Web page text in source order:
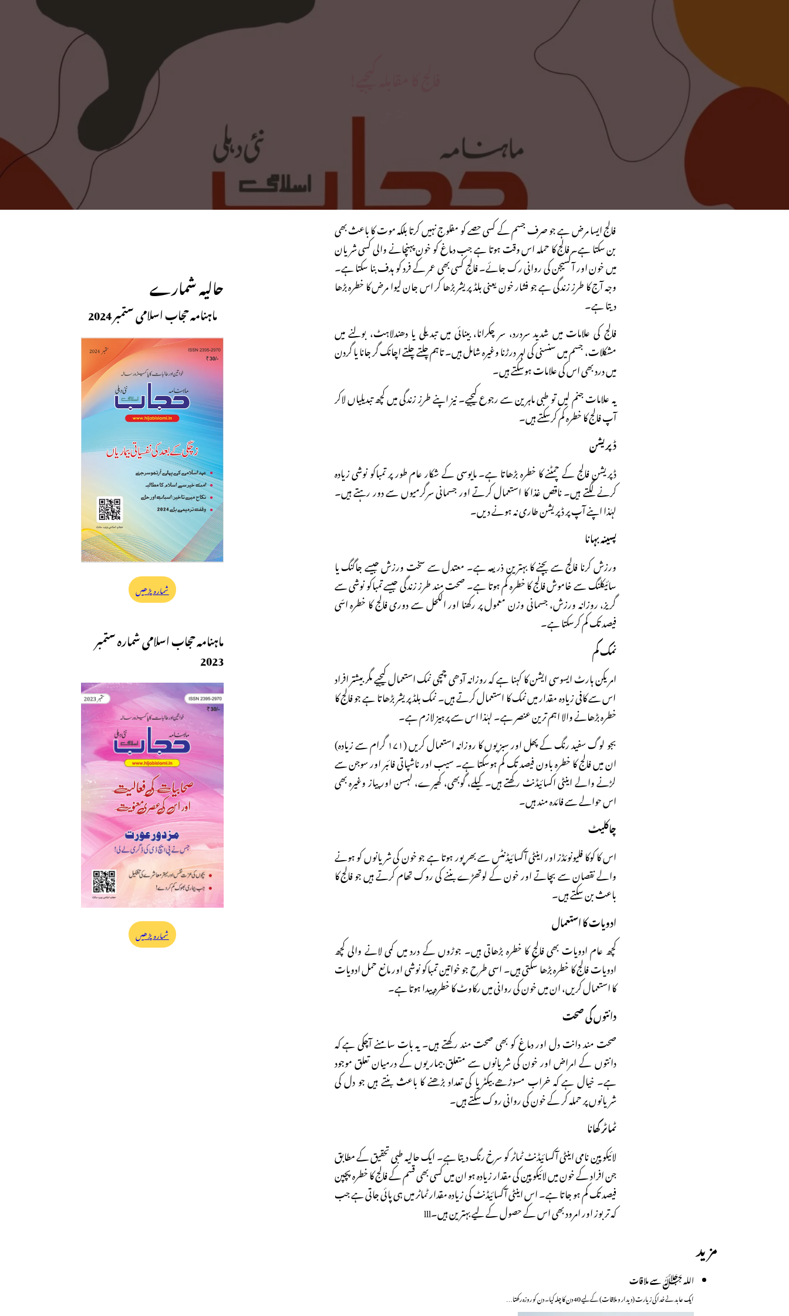
فالج ایسا مرض ہے جو صرف جسم کے کسی حصے کو مفلوج نہیں کرتا بلکہ موت کا باعث بھی
بن سکتا ہے۔ فالج کا حملہ اس وقت ہوتا ہے جب دماغ کو خون پہنچانے والی کسی شریان
میں خون اور آکسیجن کی روانی رک جائے۔ فالج کسی بھی عمر کے فرد کو ہدف بنا سکتا ہے۔
وجہ آج کا طرزِ زندگی ہے جو فشار خون یعنی بلڈ پریشر بڑھا کر اس جان لیوا مرض کا خطرہ بڑھا
دیتا ہے۔
فالج کی علامات میں شدید سردرد، سر چکرانا، بینائی میں تبدیلی یا دھندلاہٹ، بولنے میں
مشکلات، جسم میں سنسنی کی لہر درڑنا وغیرہ شامل ہیں۔ تاہم چلتے چلتے اچانک گر جانا یا گردن
میں درد بھی اس کی علامات ہوسکتے ہیں۔
یہ علامات جنم لیں تو طبی ماہرین سے رجوع کیجیے۔ نیز اپنے طرزِ زندگی میں کچھ تبدیلیاں لاکر
آپ فالج کا خطرہ کم کرسکتے ہیں۔
ڈپریشن
ڈپریشن فالج کے چمٹنے کا خطرہ بڑھاتا ہے۔ مایوسی کے شکار عام طور پر تمباکو نوشی زیادہ
کرنے لگتے ہیں۔ ناقص غذا کا استعمال کرتے اور جسمانی سرگرمیوں سے دور رہتے ہیں۔
لہٰذا اپنے آپ پر ڈپریشن طاری نہ ہونے دیں۔
پسینہ بہانا
ورزش کرنا فالج سے بچنے کا بہترین ذریعہ ہے۔ معتدل سے سخت ورزش جیسے جاگنگ یا
سائیکلنگ سے خاموش فالج کا خطرہ کم ہوتا ہے۔ صحت مند طرز زندگی جیسے تمباکو نوشی سے
گریز، روزانہ ورزش، جسمانی وزن معمول پر رکھنا اور الکحل سے دوری فالج کا خطرہ اسّی
فیصد تک کم کرسکتا ہے۔
نمک کم
امریکن ہارٹ ایسوسی ایشن کا کہنا ہے کہ روزانہ آدھی چمچی نمک استعمال کیجیے مگر بیشتر افراد
اس سے کافی زیادہ مقدار میں نمک کا استعمال کرتے ہیں۔ نمک بلڈ پریشر بڑھاتا ہے جو فالج کا
خطرہ بڑھانے والا اہم ترین عنصر ہے۔ لہٰذا اس سے پرہیز لازم ہے۔
بجو لوگ سفید رنگ کے پھل اور سبزیوں کا روزانہ استعمال کریں (۱۷۱ گرام سے زیادہ)
ان میں فالج کا خطرہ باون فیصد تک کم ہوسکتا ہے۔ سیب اور ناشپاتی فائبر اور سوجن سے
لڑنے والے اینٹی اکسائیڈنٹ رکھتے ہیں۔ کیلے، گوبھی، کھیرے، لہسن اور پیاز وغیرہ بھی
اس حوالے سے فائدہ مند ہیں۔
چاکلیٹ
اس کا کوکا فلیونوئڈز اور اینٹی آکسائیڈنٹس سے بھرپور ہوتا ہے جو خون کی شریانوں کو ہونے
والے نقصان سے بچاتے اور خون کے لوتھڑے بننے کی روک تھام کرتے ہیں جو فالج کا
باعث بن سکتے ہیں۔
ادویات کا استعمال
کچھ عام ادویات بھی فالج کا خطرہ بڑھاتی ہیں۔ جوڑوں کے درد میں کمی لانے والی کچھ
ادویات فالج کا خطرہ بڑھا سکتی ہیں۔ اسی طرح جو خواتین تمباکو نوشی اور مانع حمل ادویات
کا استعمال کریں، ان میں خون کی روانی میں رکاوٹ کا خطرہ پیدا ہوتا ہے۔
دانتوں کی صحت
صحت مند دانت دل اور دماغ کو بھی صحت مند رکھتے ہیں۔ یہ بات سامنے آچکی ہے کہ
دانتوں کے امراض اور خون کی شریانوں سے متعلق بیماریوں کے درمیان تعلق موجود
ہے۔ خیال ہے کہ خراب مسوڑھے بیکٹریا کی تعداد بڑھنے کا باعث بنتے ہیں جو دل کی
شریانوں پر حملہ کر کے خون کی روانی روک سکتے ہیں۔
ٹماٹر کھانا
لائیکوپین نامی اینٹی آکسائیڈنٹ ٹماٹر کو سرخ رنگ دیتا ہے۔ ایک حالیہ طبی تحقیق کے مطابق
جن افراد کے خون میں لائیکوپین کی مقدار زیادہ ہو ان میں کسی بھی قسم کے فالج کا خطرہ پچپن
فیصد تک کم ہو جاتا ہے۔ اس اینٹی آکسائیڈنٹ کی زیادہ مقدار ٹماٹر میں ہی پائی جاتی ہے جب
کہ تربوز اور امرود بھی اس کے حصول کے لیے بہترین ہیں۔lll
مزید
اللہ ﷻ سے ملاقات
ایک عابد نے خدا کی زیارت (دیدار و ملاقات) کے لیے 40 دن کا چلہ کیا۔ دن کو روزہ رکھتا…
حالیہ شمارے
ماہنامہ حجاب اسلامی ستمبر 2024
شمارہ پڑھیں
ماہنامہ حجاب اسلامی شمارہ ستمبر
2023
شمارہ پڑھیں